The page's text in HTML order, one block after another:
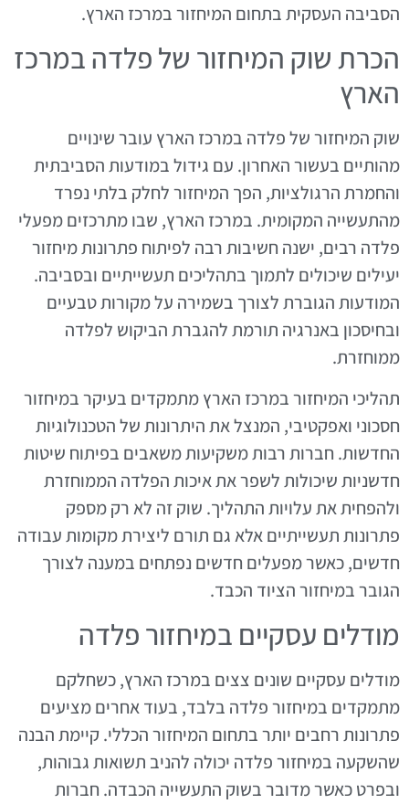
הסביבה העסקית בתחום המיחזור במרכז הארץ.
הכרת שוק המיחזור של פלדה במרכז
הארץ
שוק המיחזור של פלדה במרכז הארץ עובר שינויים
מהותיים בעשור האחרון. עם גידול במודעות הסביבתית
והחמרת הרגולציות, הפך המיחזור לחלק בלתי נפרד
מהתעשייה המקומית. במרכז הארץ, שבו מתרכזים מפעלי
פלדה רבים, ישנה חשיבות רבה לפיתוח פתרונות מיחזור
יעילים שיכולים לתמוך בתהליכים תעשייתיים ובסביבה.
המודעות הגוברת לצורך בשמירה על מקורות טבעיים
ובחיסכון באנרגיה תורמת להגברת הביקוש לפלדה
ממוחזרת.
תהליכי המיחזור במרכז הארץ מתמקדים בעיקר במיחזור
חסכוני ואפקטיבי, המנצל את היתרונות של הטכנולוגיות
החדשות. חברות רבות משקיעות משאבים בפיתוח שיטות
חדשניות שיכולות לשפר את איכות הפלדה הממוחזרת
ולהפחית את עלויות התהליך. שוק זה לא רק מספק
פתרונות תעשייתיים אלא גם תורם ליצירת מקומות עבודה
חדשים, כאשר מפעלים חדשים נפתחים במענה לצורך
הגובר במיחזור הציוד הכבד.
מודלים עסקיים במיחזור פלדה
מודלים עסקיים שונים צצים במרכז הארץ, כשחלקם
מתמקדים במיחזור פלדה בלבד, בעוד אחרים מציעים
פתרונות רחבים יותר בתחום המיחזור הכללי. קיימת הבנה
שהשקעה במיחזור פלדה יכולה להניב תשואות גבוהות,
ובפרט כאשר מדובר בשוק התעשייה הכבדה. חברות